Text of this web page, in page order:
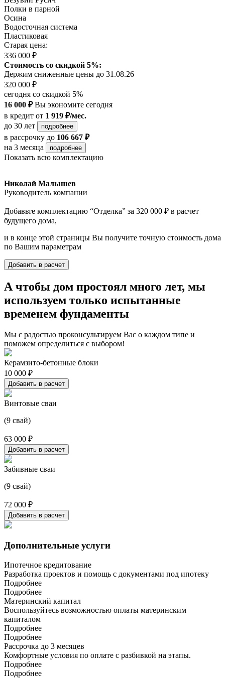
Полки в парной
Осина
Водосточная система
Пластиковая
Старая цена:
336 000 ₽
Стоимость со скидкой 5%:
Держим сниженные цены до 31.08.26
320 000 ₽
сегодня со скидкой 5%
16 000 ₽Вы экономите сегодня
в кредит от 1 919 ₽/мес.
до 30 лет
подробнее
в рассрочку до 106 667 ₽
на 3 месяца
подробнее
Показать всю комплектацию
Николай Малышев
Руководитель компании
Добавьте комплектацию “Отделка” за 320 000 ₽ в расчет
будущего дома,
и в конце этой страницы Вы получите точную стоимость дома
по Вашим параметрам
Добавить в расчет
А чтобы дом простоял много лет, мы
используем только испытанные
временем фундаменты
Мы с радостью проконсультируем Вас о каждом типе и
поможем определиться с выбором!
Керамзито-бетонные блоки
10 000 ₽
Добавить в расчет
Винтовые сваи
(9 свай)
63 000 ₽
Добавить в расчет
Забивные сваи
(9 свай)
72 000 ₽
Добавить в расчет
Дополнительные услуги
Ипотечное кредитование
Разработка проектов и помощь с документами под ипотеку
Подробнее
Подробнее
Материнский капитал
Воспользуйтесь возможностью оплаты материнским
капиталом
Подробнее
Подробнее
Рассрочка до 3 месяцев
Комфортные условия по оплате с разбивкой на этапы.
Подробнее
Подробнее